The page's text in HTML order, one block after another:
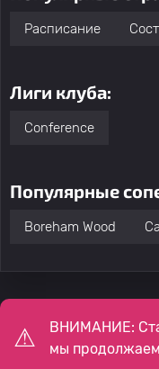
Расписание
Лиги клуба:
Conference
Популярные
Boreham Wood
ВНИМАНИЕ:
мы